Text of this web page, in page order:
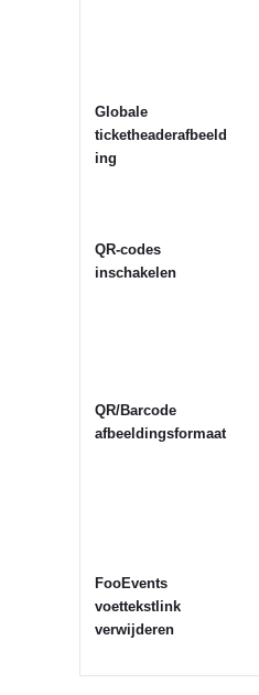
Globale
ticketheaderafbeeld
ing
QR-codes
inschakelen
QR/Barcode
afbeeldingsformaat
FooEvents
voettekstlink
verwijderen